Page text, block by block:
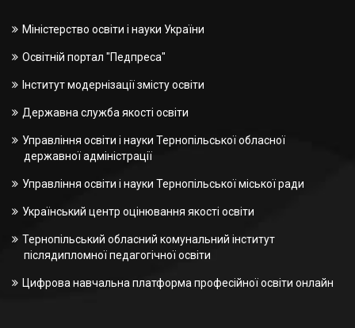
Міністерство освіти і науки України
Освітній портал "Педпреса"
Інститут модернізації змісту освіти
Державна служба якості освіти
Управління освіти і науки Тернопільської обласної
державної адміністрації
Управління освіти і науки Тернопільської міської ради
Український центр оцінювання якості освіти
Тернопільський обласний комунальний інститут
післядипломної педагогічної освіти
Цифрова навчальна платформа професійної освіти онлайн